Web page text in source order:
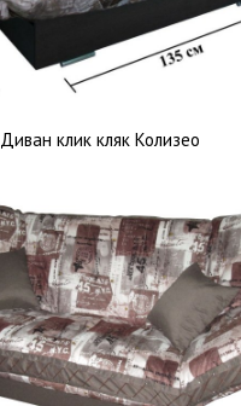
Диван клик кляк Колизео